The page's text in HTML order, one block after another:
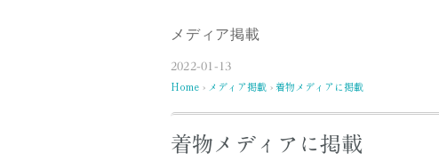
メディア掲載
2022-01-13
Home › メディア掲載 › 着物メディアに掲載
着物メディアに掲載